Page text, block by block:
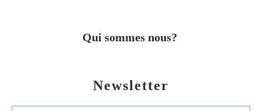
Newsletter
Qui sommes nous?